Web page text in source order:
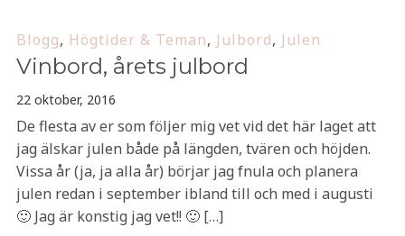
Blogg, Högtider & Teman, Julbord, Julen
Vinbord, årets julbord
22 oktober, 2016
De flesta av er som följer mig vet vid det här laget att
jag älskar julen både på längden, tvären och höjden.
Vissa år (ja, ja alla år) börjar jag fnula och planera
julen redan i september ibland till och med i augusti
🙂 Jag är konstig jag vet!! 🙂 […]